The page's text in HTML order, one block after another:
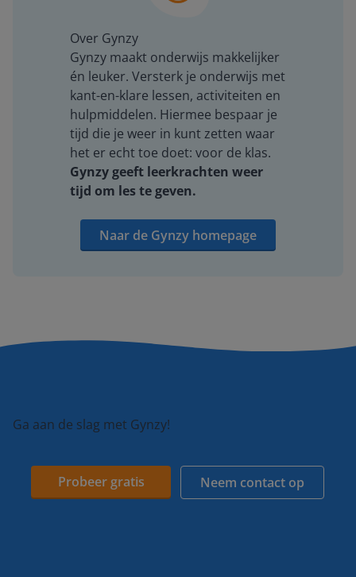
Over Gynzy
Gynzy maakt onderwijs makkelijker
én leuker. Versterk je onderwijs met
kant-en-klare lessen, activiteiten en
hulpmiddelen. Hiermee bespaar je
tijd die je weer in kunt zetten waar
het er echt toe doet: voor de klas.
Gynzy geeft leerkrachten weer
tijd om les te geven.
Naar de Gynzy homepage
Ga aan de slag met Gynzy!
Probeer gratis Neem contact op